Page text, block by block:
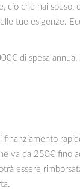
ciò che hai speso,
tue esigenze.
di spesa
va da 250€ fino
essere